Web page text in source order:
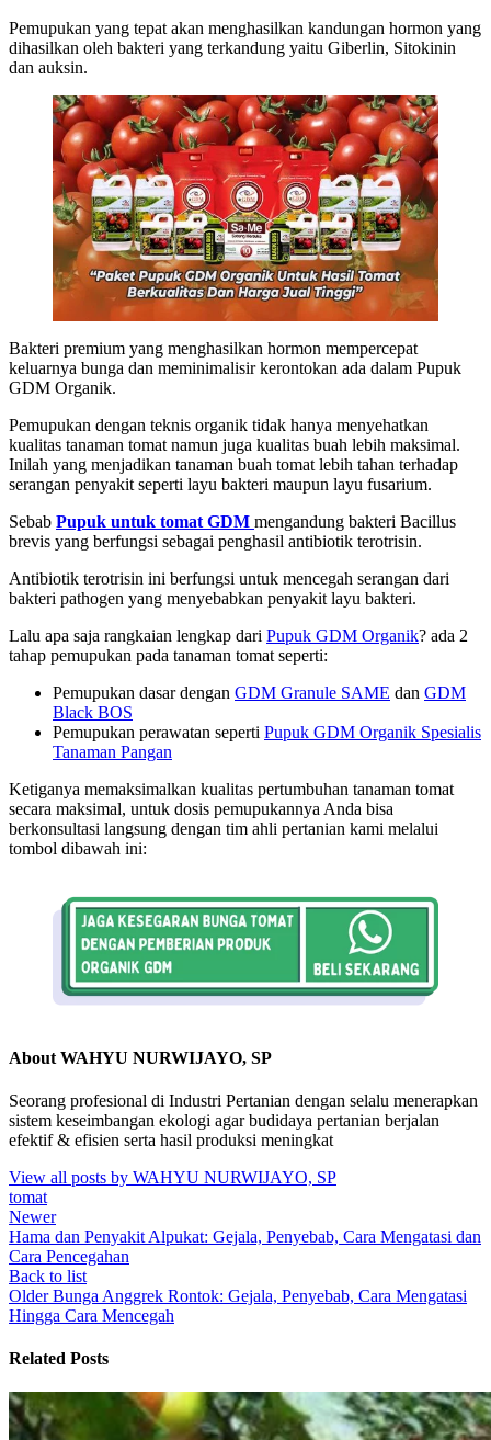
Pemupukan yang tepat akan menghasilkan kandungan hormon yang
dihasilkan oleh bakteri yang terkandung yaitu Giberlin, Sitokinin
dan auksin.
Bakteri premium yang menghasilkan hormon mempercepat
keluarnya bunga dan meminimalisir kerontokan ada dalam Pupuk
GDM Organik.
Pemupukan dengan teknis organik tidak hanya menyehatkan
kualitas tanaman tomat namun juga kualitas buah lebih maksimal.
Inilah yang menjadikan tanaman buah tomat lebih tahan terhadap
serangan penyakit seperti layu bakteri maupun layu fusarium.
Sebab Pupuk untuk tomat GDM mengandung bakteri Bacillus
brevis yang berfungsi sebagai penghasil antibiotik terotrisin.
Antibiotik terotrisin ini berfungsi untuk mencegah serangan dari
bakteri pathogen yang menyebabkan penyakit layu bakteri.
Lalu apa saja rangkaian lengkap dari Pupuk GDM Organik? ada 2
tahap pemupukan pada tanaman tomat seperti:
Pemupukan dasar dengan GDM Granule SAME dan GDM
Black BOS
Pemupukan perawatan seperti Pupuk GDM Organik Spesialis
Tanaman Pangan
Ketiganya memaksimalkan kualitas pertumbuhan tanaman tomat
secara maksimal, untuk dosis pemupukannya Anda bisa
berkonsultasi langsung dengan tim ahli pertanian kami melalui
tombol dibawah ini:
About WAHYU NURWIJAYO, SP
Seorang profesional di Industri Pertanian dengan selalu menerapkan
sistem keseimbangan ekologi agar budidaya pertanian berjalan
efektif & efisien serta hasil produksi meningkat
View all posts by WAHYU NURWIJAYO, SP
tomat
Newer
Hama dan Penyakit Alpukat: Gejala, Penyebab, Cara Mengatasi dan
Cara Pencegahan
Back to list
Older Bunga Anggrek Rontok: Gejala, Penyebab, Cara Mengatasi
Hingga Cara Mencegah
Related Posts